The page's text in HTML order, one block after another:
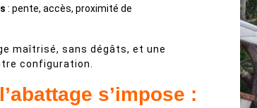
: pente, accès, proximité de
maîtrisé, sans dégâts, et une
configuration.
s’impose :